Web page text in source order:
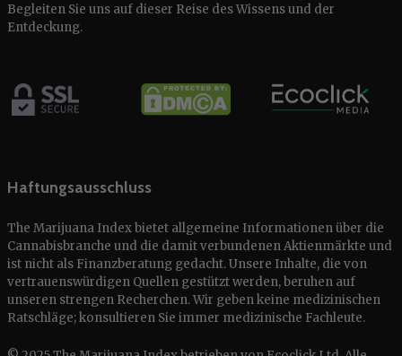
Begleiten Sie uns auf dieser Reise des Wissens und der
Entdeckung.
Haftungsausschluss
The Marijuana Index bietet allgemeine Informationen über die
Cannabisbranche und die damit verbundenen Aktienmärkte und
ist nicht als Finanzberatung gedacht. Unsere Inhalte, die von
vertrauenswürdigen Quellen gestützt werden, beruhen auf
unseren strengen Recherchen. Wir geben keine medizinischen
Ratschläge; konsultieren Sie immer medizinische Fachleute.